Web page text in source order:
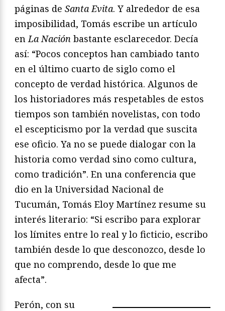
páginas de Santa Evita. Y alrededor de esa
imposibilidad, Tomás escribe un artículo
enLa Nación bastante esclarecedor. Decía
así: “Pocos conceptos han cambiado tanto
en el último cuarto de siglo como el
concepto de verdad histórica. Algunos de
los historiadores más respetables de estos
tiempos son también novelistas, con todo
el escepticismo por la verdad que suscita
ese oficio. Ya no se puede dialogar con la
historia como verdad sino como cultura,
como tradición”. En una conferencia que
dio en la Universidad Nacional de
Tucumán, Tomás Eloy Martínez resume su
interés literario: “Si escribo para explorar
los límites entre lo real y lo ficticio, escribo
también desde lo que desconozco, desde lo
que no comprendo, desde lo que me
afecta”.
Perón, con su